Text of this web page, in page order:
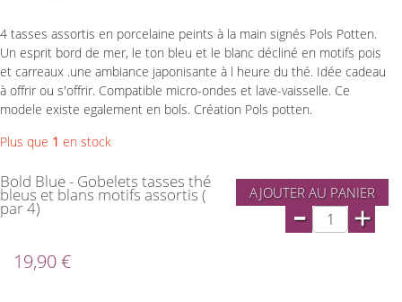
4 tasses assortis en porcelaine peints à la main signés Pols Potten.
Un esprit bord de mer, le ton bleu et le blanc décliné en motifs pois
et carreaux .une ambiance japonisante à l heure du thé. Idée cadeau
à offrir ou s'offrir. Compatible micro-ondes et lave-vaisselle. Ce
modele existe egalement en bols. Création Pols potten.
Plus que 1 en stock
Bold Blue - Gobelets tasses thé
bleus et blans motifs assortis (
par 4)
AJOUTER AU PANIER
- +
19,90 €